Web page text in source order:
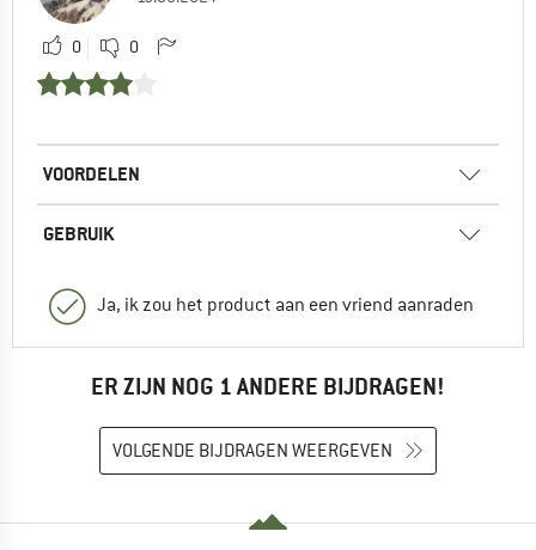
0 0
VOORDELEN
GEBRUIK
Ja, ik zou het product aan een vriend aanraden
ER ZIJN NOG 1 ANDERE BIJDRAGEN!
VOLGENDE BIJDRAGEN WEERGEVEN